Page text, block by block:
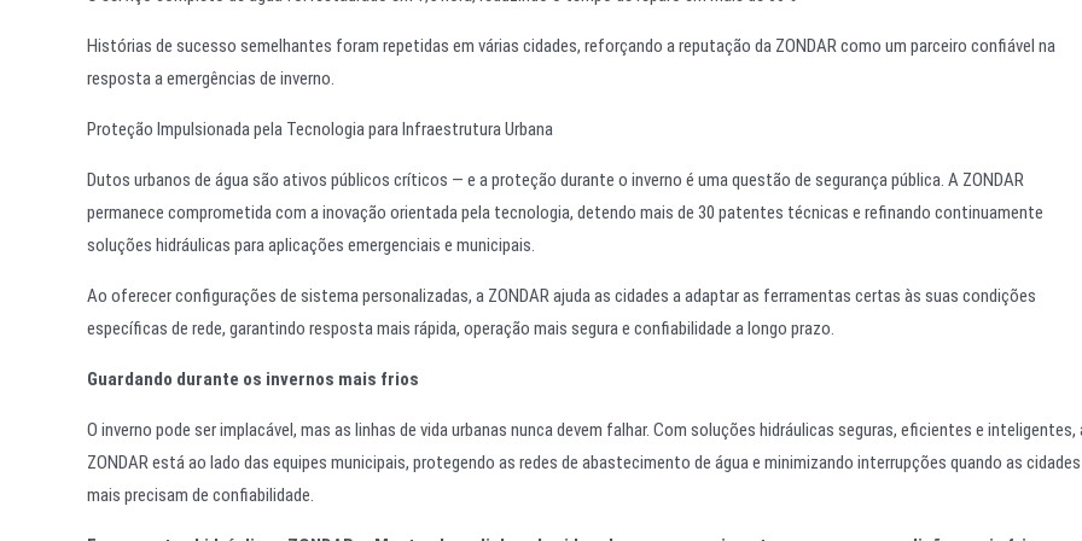
Histórias de sucesso semelhantes foram repetidas em várias cidades, reforçando a reputação da ZONDAR como um parceiro confiável na
resposta a emergências de inverno.
Proteção Impulsionada pela Tecnologia para Infraestrutura Urbana
Dutos urbanos de água são ativos públicos críticos — e a proteção durante o inverno é uma questão de segurança pública. A ZONDAR
permanece comprometida com a inovação orientada pela tecnologia, detendo mais de 30 patentes técnicas e refinando continuamente
soluções hidráulicas para aplicações emergenciais e municipais.
Ao oferecer configurações de sistema personalizadas, a ZONDAR ajuda as cidades a adaptar as ferramentas certas às suas condições
específicas de rede, garantindo resposta mais rápida, operação mais segura e confiabilidade a longo prazo.
Guardando durante os invernos mais frios
O inverno pode ser implacável, mas as linhas de vida urbanas nunca devem falhar. Com soluções hidráulicas seguras, eficientes e inteligentes,
ZONDAR está ao lado das equipes municipais, protegendo as redes de abastecimento de água e minimizando interrupções quando as cidades
mais precisam de confiabilidade.